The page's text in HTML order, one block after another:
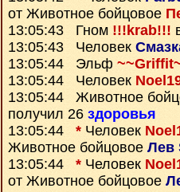
от Животное бойцовое
13:05:43 Гном !!!krab!!!
13:05:43 Человек
13:05:44 Эльф
13:05:44 Человек
13:05:44 Животное
получил 26 здоровья
13:05:44 * Человек
Животное бойцовое Лев
13:05:44 * Человек
от Животное бойцовое